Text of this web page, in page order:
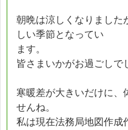
朝晩は涼しくなりました
しい季節となってい
ます。
皆さまいかがお過ごしで
寒暖差が大きいだけに、
せんね。
私は現在法務局地図作成